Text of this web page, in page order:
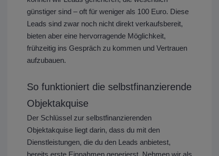
günstiger sind – oft für weniger als 100 Euro. Diese
Leads sind zwar noch nicht direkt verkaufsbereit,
bieten aber eine hervorragende Möglichkeit,
frühzeitig ins Gespräch zu kommen und Vertrauen
aufzubauen.
So funktioniert die selbstfinanzierende
Objektakquise
Der Schlüssel zur selbstfinanzierenden
Objektakquise liegt darin, dass du mit den
Dienstleistungen, die du den Leads anbietest,